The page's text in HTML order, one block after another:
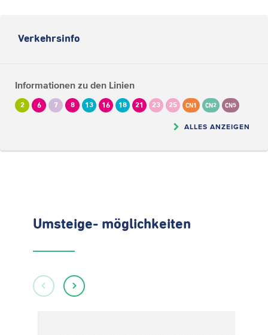
Verkehrsinfo
Informationen zu den Linien
2 6 7 8 13 16 18 21 23 25 CN1 CN2 CN5
ALLES ANZEIGEN
Umsteige- möglichkeiten